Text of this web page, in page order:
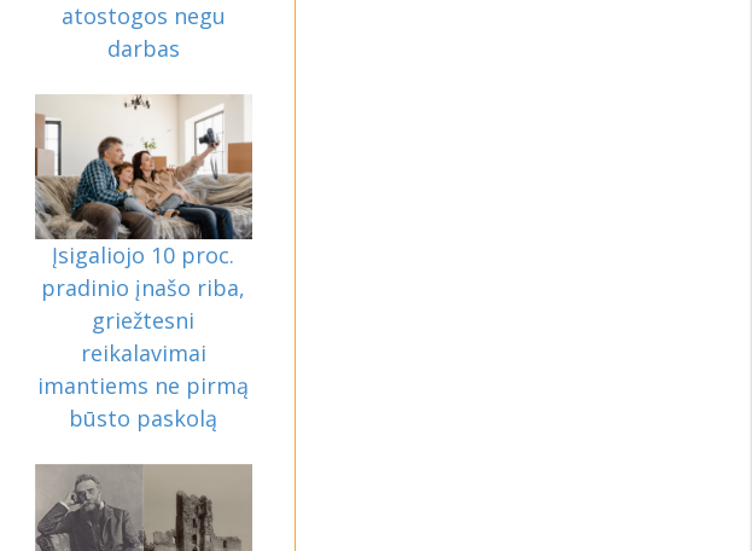
atostogos negu
darbas
Įsigaliojo 10 proc.
pradinio įnašo riba,
griežtesni
reikalavimai
imantiems ne pirmą
būsto paskolą